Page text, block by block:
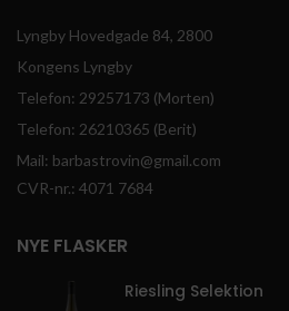
Lyngby Hovedgade 84, 2800
Kongens Lyngby
Telefon: 29257173 (Morten)
Telefon: 26210365 (Berit)
Mail: barbastrovin@gmail.com
CVR-nr.: 4071 7684
NYE FLASKER
Riesling Selektion